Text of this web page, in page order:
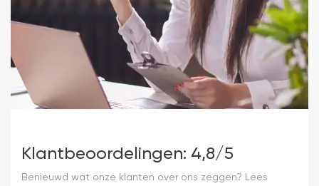
Klantbeoordelingen: 4,8/5
Benieuwd wat onze klanten over ons zeggen? Lees